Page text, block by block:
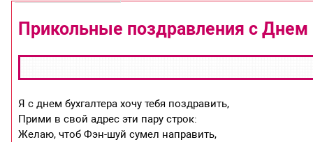
Прикольные поздравления с Днем
Я с днем бухгалтера хочу тебя поздравить,
Прими в свой адрес эти пару строк:
Желаю, чтоб Фэн-шуй сумел направить,